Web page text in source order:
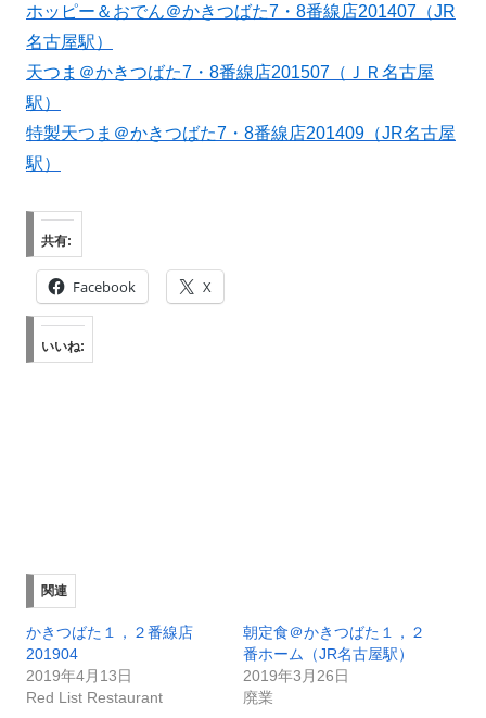
ホッピー＆おでん＠かきつばた7・8番線店201407（JR
名古屋駅）
天つま＠かきつばた7・8番線店201507（ＪＲ名古屋
駅）
特製天つま＠かきつばた7・8番線店201409（JR名古屋
駅）
共有:
Facebook X
いいね:
関連
かきつばた１，２番線店
201904
2019年4月13日
Red List Restaurant
朝定食＠かきつばた１，２
番ホーム（JR名古屋駅）
2019年3月26日
廃業